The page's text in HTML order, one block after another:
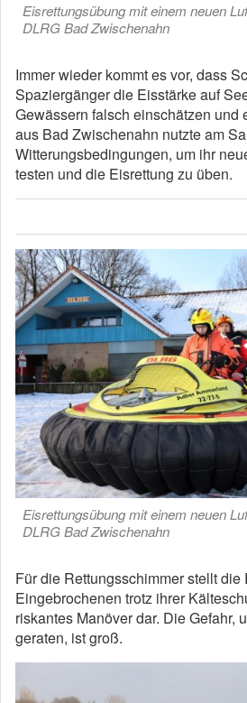
Eisrettungsübung mit einem neuen
DLRG Bad Zwischenahn
Immer wieder kommt es vor, dass
Spaziergänger die Eisstärke auf
Gewässern falsch einschätzen und
aus Bad Zwischenahn nutzte am
Witterungsbedingungen, um ihr
testen und die Eisrettung zu üben.
Eisrettungsübung mit einem neuen
DLRG Bad Zwischenahn
Für die Rettungsschimmer stellt die
Eingebrochenen trotz ihrer
riskantes Manöver dar. Die Gefahr,
geraten, ist groß.